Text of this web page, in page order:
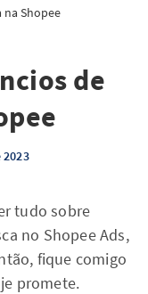
na Shopee
de
2023
tudo sobre
no Shopee Ads,
fique comigo
promete.